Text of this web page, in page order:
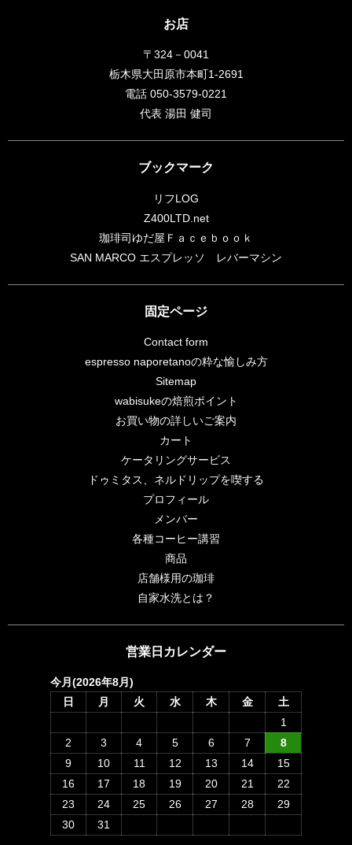
お店
〒324－0041
栃木県大田原市本町1-2691
電話 050-3579-0221
代表 湯田 健司
ブックマーク
リフLOG
Z400LTD.net
珈琲司ゆだ屋Ｆａｃｅｂｏｏｋ
SAN MARCO エスプレッソ レバーマシン
固定ページ
Contact form
espresso naporetanoの粋な愉しみ方
Sitemap
wabisukeの焙煎ポイント
お買い物の詳しいご案内
カート
ケータリングサービス
ドゥミタス、ネルドリップを喫する
プロフィール
メンバー
各種コーヒー講習
商品
店舗様用の珈琲
自家水洗とは？
営業日カレンダー
今月(2026年8月)
日
月 火 水 木 金
土
1
2
3 4 5 6 7
8
9
10 11 12 13 14
15
16
17 18 19 20 21
22
23
24 25 26 27 28
29
30
31